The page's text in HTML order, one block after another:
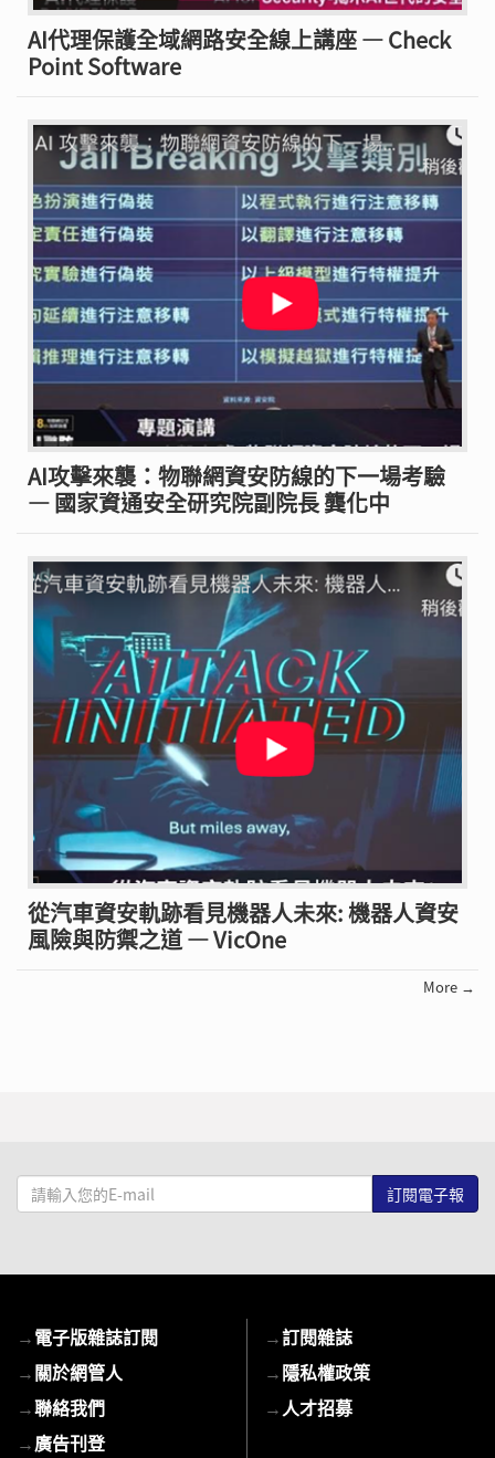
AI代理保護全域網路安全線上講座 — Check
Point Software
AI攻擊來襲：物聯網資安防線的下一場考驗
— 國家資通安全研究院副院長 龔化中
從汽車資安軌跡看見機器人未來: 機器人資安
風險與防禦之道 — VicOne
More →
請
輸
mail
→電子版雜誌訂閱
→關於網管人
→聯絡我們
→廣告刊登
→訂閱雜誌
→隱私權政策
→人才招募